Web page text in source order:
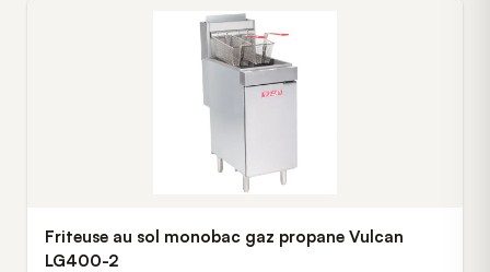
Friteuse au sol monobac gaz propane Vulcan
LG400-2